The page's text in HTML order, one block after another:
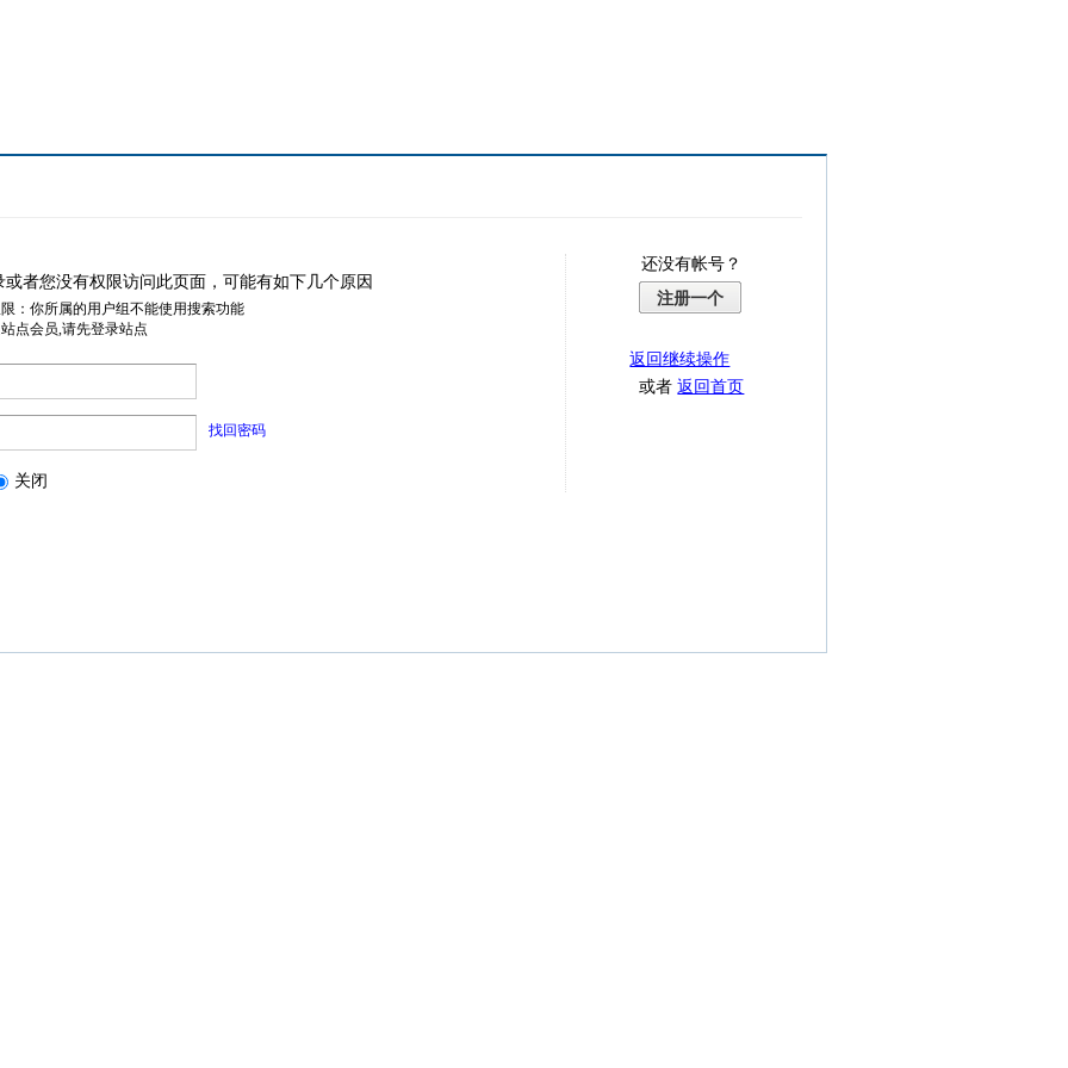
或者您没有权限访问此页面，可能有如下几个原因
：你所属的用户组不能使用搜索功能
点会员,请先登录站点
找回密码
关闭
还没有帐号？
注册一个
返回继续操作
或者返回首页